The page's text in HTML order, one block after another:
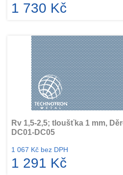
1 730 Kč
Rv 1,5-2,5; tloušťka 1 mm,
DC01-DC05
1 067 Kč bez DPH
1 291 Kč